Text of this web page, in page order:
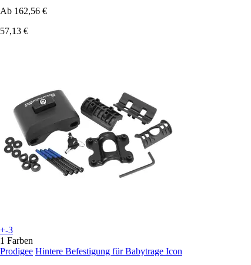
Ab 162,56 €
57,13 €
+-3
1 Farben
Prodigee Hintere Befestigung für Babytrage Icon